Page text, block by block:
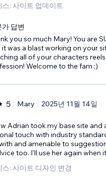
스: 사이트 업데이트
가 답변
you so much Mary! You are
it was a blast working on your
all of your characters
Welcome to the fam ;)
5 Mary 2025년 11월 14일
Adrian took my base site and
touch with industry
and amenable to
too. I'll use her again when
: 사이트 디자인 변경